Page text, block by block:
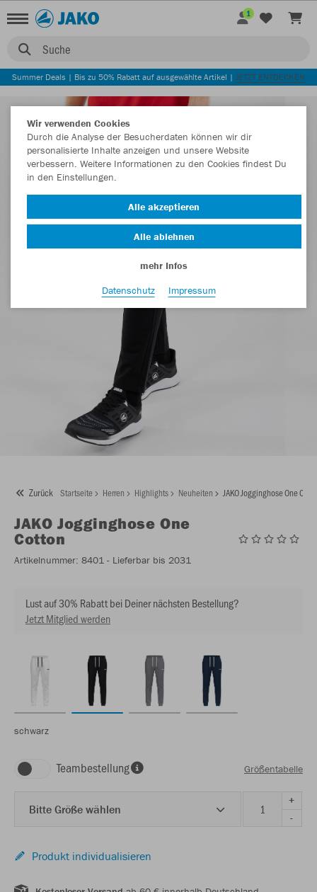
Suche
1
Summer Deals | Bis zu 50% Rabatt auf ausgewählte Artikel | JETZT ENTDECKEN
Zurück Startseite Herren Highlights Neuheiten JAKO Jogginghose One
JAKO Jogginghose One
Cotton
Artikelnummer: 8401 - Lieferbar bis 2031
Lust auf 30% Rabatt bei Deiner nächsten Bestellung?
Jetzt Mitglied werden
schwarz
Teambestellung Größentabelle
Bitte Größe wählen
+
-
Produkt individualisieren
Wir verwenden Cookies
Durch die Analyse der Besucherdaten können wir dir
personalisierte Inhalte anzeigen und unsere Website
verbessern. Weitere Informationen zu den Cookies findest Du
in den Einstellungen.
Alle akzeptieren
Alle ablehnen
mehr Infos
Datenschutz
Impressum